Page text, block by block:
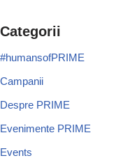
Categorii
#humansofPRIME
Campanii
Despre PRIME
Evenimente PRIME
Events